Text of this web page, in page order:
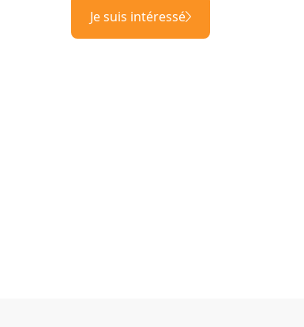
Je suis intéressé